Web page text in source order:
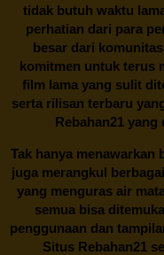
tidak butuh waktu
perhatian dari para
besar dari
komitmen untuk terus
film lama yang sulit
serta rilisan terbaru
Rebahan21 yang
Tak hanya menawarkan
juga merangkul
yang menguras air
semua bisa
penggunaan dan
Situs Rebahan21